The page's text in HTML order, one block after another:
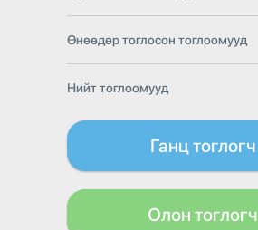
Өнөөдөр тоглосон тоглоомууд
Нийт тоглоомууд
Ганц тоглогч
Олон тоглогч